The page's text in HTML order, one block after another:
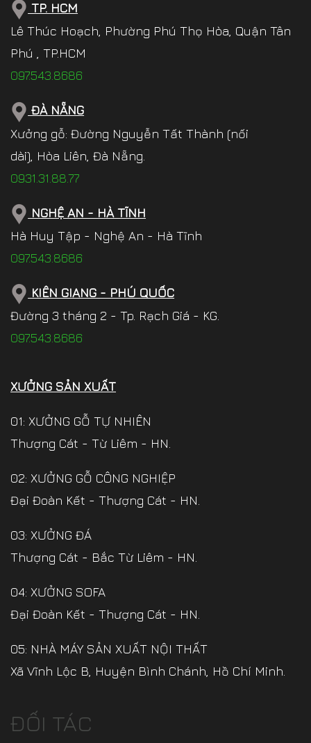
TP. HCM
Lê Thúc Hoạch, Phường Phú Thọ Hòa, Quận Tân
Phú , TP.HCM
097.543.8686
ĐÀ NẴNG
Xưởng gỗ: Đường Nguyễn Tất Thành (nối
dài), Hòa Liên, Đà Nẵng.
0931.31.88.77
NGHỆ AN - HÀ TĨNH
Hà Huy Tập - Nghệ An - Hà Tĩnh
097.543.8686
KIÊN GIANG - PHÚ QUỐC
Đường 3 tháng 2 - Tp. Rạch Giá - KG.
097.543.8686
XƯỞNG SẢN XUẤT
01: XƯỞNG GỖ TỰ NHIÊN
Thượng Cát - Từ Liêm - HN.
02: XƯỞNG GỖ CÔNG NGHIỆP
Đại Đoàn Kết - Thượng Cát - HN.
03: XƯỞNG ĐÁ
Thượng Cát - Bắc Từ Liêm - HN.
04: XƯỞNG SOFA
Đại Đoàn Kết - Thượng Cát - HN.
05: NHÀ MÁY SẢN XUẤT NỘI THẤT
Xã Vĩnh Lộc B, Huyện Bình Chánh, Hồ Chí Minh.
ĐỐI TÁC